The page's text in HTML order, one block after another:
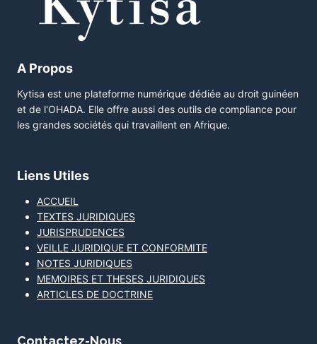
A Propos
Kytisa est une plateforme numérique dédiée au droit guinéen
et de l'OHADA. Elle offre aussi des outils de compliance pour
les grandes sociétés qui travaillent en Afrique.
Liens Utiles
ACCUEIL
TEXTES JURIDIQUES
JURISPRUDENCES
VEILLE JURIDIQUE ET CONFORMITE
NOTES JURIDIQUES
MEMOIRES ET THESES JURIDIQUES
ARTICLES DE DOCTRINE
Contactez-Nous